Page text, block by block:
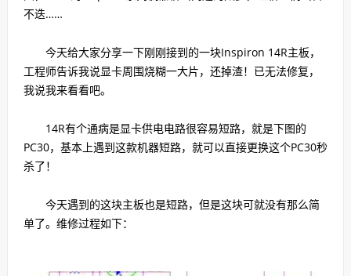
不迭……
今天给大家分享一下刚刚接到的一块Inspiron 14R主板，
工程师告诉我说显卡周围烧糊一大片，还掉渣！已无法修复，
我说我来看看吧。
14R有个通病是显卡供电电路很容易短路，就是下图的
PC30，基本上遇到这款机器短路，就可以直接更换这个PC30秒
杀了！
今天遇到的这块主板也是短路，但是这块可就没有那么简
单了。维修过程如下：